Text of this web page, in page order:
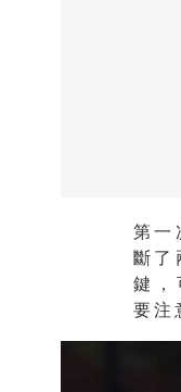
第一
斷了
鍵，
要注